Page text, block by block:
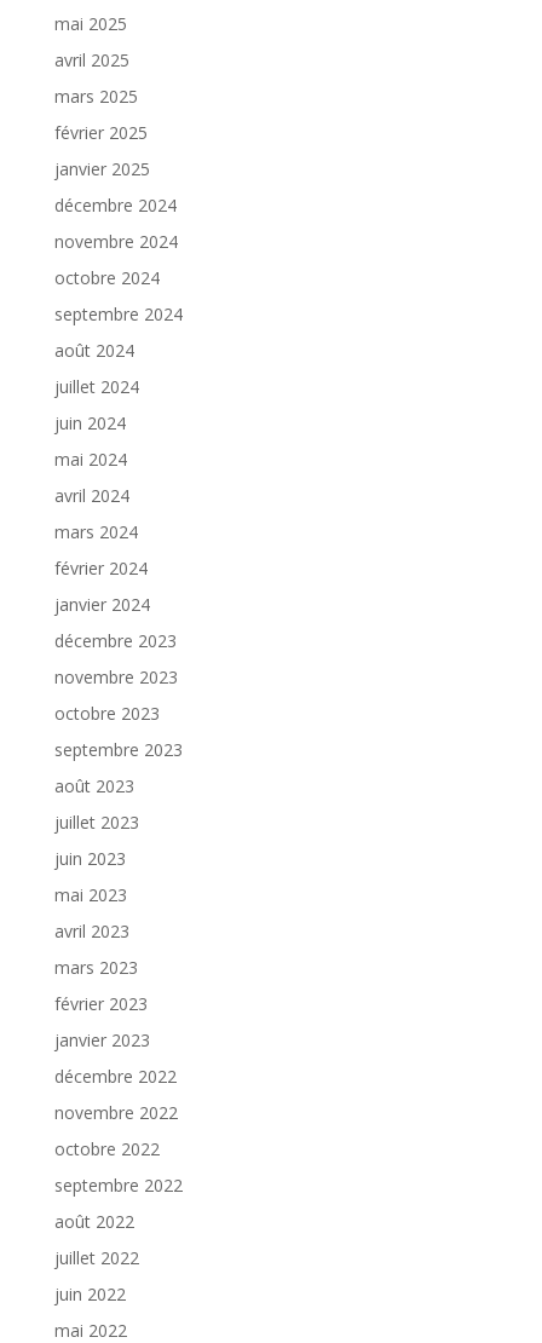
mai 2025
avril 2025
mars 2025
février 2025
janvier 2025
décembre 2024
novembre 2024
octobre 2024
septembre 2024
août 2024
juillet 2024
juin 2024
mai 2024
avril 2024
mars 2024
février 2024
janvier 2024
décembre 2023
novembre 2023
octobre 2023
septembre 2023
août 2023
juillet 2023
juin 2023
mai 2023
avril 2023
mars 2023
février 2023
janvier 2023
décembre 2022
novembre 2022
octobre 2022
septembre 2022
août 2022
juillet 2022
juin 2022
mai 2022